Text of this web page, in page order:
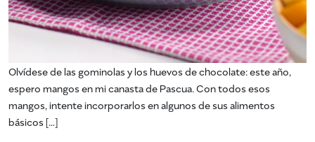
Olvídese de las gominolas y los huevos de chocolate: este año,
espero mangos en mi canasta de Pascua. Con todos esos
mangos, intente incorporarlos en algunos de sus alimentos
básicos […]